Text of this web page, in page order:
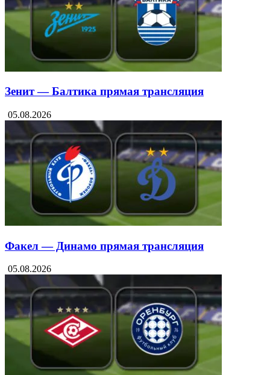
Зенит — Балтика прямая трансляция
05.08.2026
Факел — Динамо прямая трансляция
05.08.2026